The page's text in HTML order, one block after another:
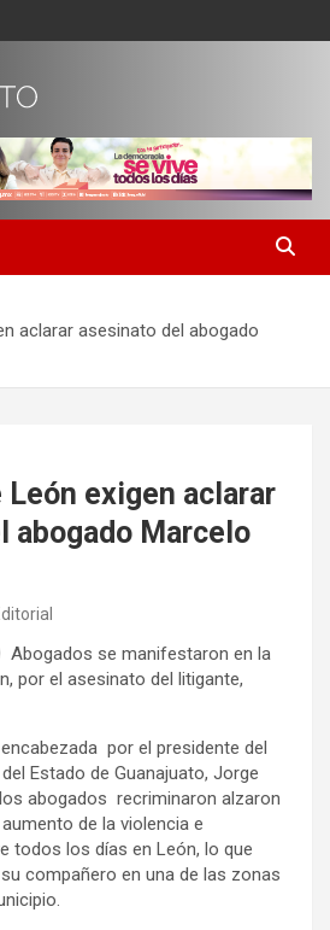
aclarar asesinato del abogado
León exigen aclarar
abogado Marcelo
Abogados se manifestaron en la
por el asesinato del litigante,
por el presidente del
Estado de Guanajuato, Jorge
abogados recriminaron alzaron
de la violencia e
todos los días en León, lo que
compañero en una de las zonas